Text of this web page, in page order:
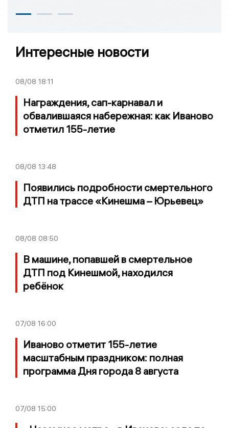
Интересные новости
08/08 18:11
Награждения, сап-карнавал и
обвалившаяся набережная: как Иваново
отметил 155-летие
08/08 13:48
Появились подробности смертельного
ДТП на трассе «Кинешма – Юрьевец»
08/08 08:50
В машине, попавшей в смертельное
ДТП под Кинешмой, находился
ребёнок
07/08 16:00
Иваново отметит 155-летие
масштабным праздником: полная
программа Дня города 8 августа
07/08 15:00